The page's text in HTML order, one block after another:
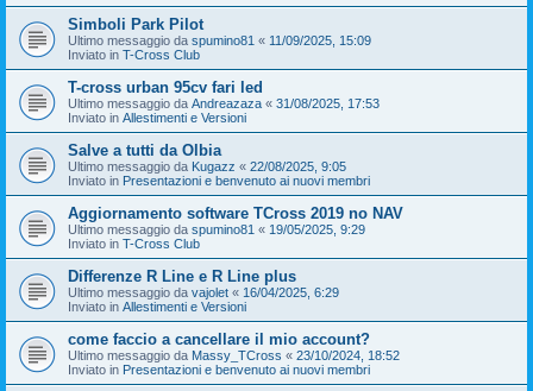
Simboli Park Pilot
Ultimo messaggio da spumino81 « 11/09/2025, 15:09
Inviato in T-Cross Club
T-cross urban 95cv fari led
Ultimo messaggio da Andreazaza « 31/08/2025, 17:53
Inviato in Allestimenti e Versioni
Salve a tutti da Olbia
Ultimo messaggio da Kugazz « 22/08/2025, 9:05
Inviato in Presentazioni e benvenuto ai nuovi membri
Aggiornamento software TCross 2019 no NAV
Ultimo messaggio da spumino81 « 19/05/2025, 9:29
Inviato in T-Cross Club
Differenze R Line e R Line plus
Ultimo messaggio da vajolet « 16/04/2025, 6:29
Inviato in Allestimenti e Versioni
come faccio a cancellare il mio account?
Ultimo messaggio da Massy_TCross « 23/10/2024, 18:52
Inviato in Presentazioni e benvenuto ai nuovi membri